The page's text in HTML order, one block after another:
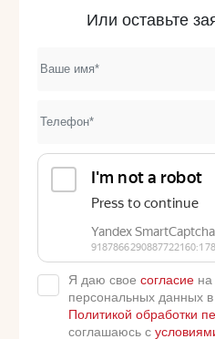
Или оставьте
Я даю свое согласие
персональных данных в
Политикой обработки
соглашаюсь с